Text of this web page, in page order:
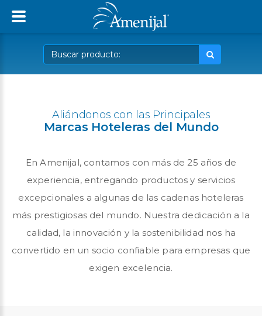
Aliándonos con las Principales
Marcas Hoteleras del Mundo
En Amenijal, contamos con más de 25 años de
experiencia, entregando productos y servicios
excepcionales a algunas de las cadenas hoteleras
más prestigiosas del mundo. Nuestra dedicación a la
calidad, la innovación y la sostenibilidad nos ha
convertido en un socio confiable para empresas que
exigen excelencia.